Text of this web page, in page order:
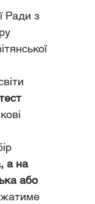
Ради з
а на
або